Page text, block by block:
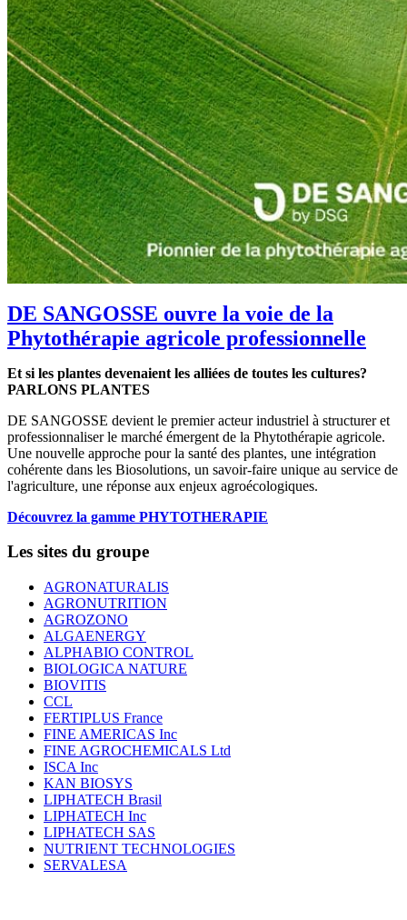
DE SANGOSSE ouvre la voie de la
Phytothérapie agricole professionnelle
Et si les plantes devenaient les alliées de toutes les cultures?
PARLONS PLANTES
DE SANGOSSE devient le premier acteur industriel à structurer et
professionnaliser le marché émergent de la Phytothérapie agricole.
Une nouvelle approche pour la santé des plantes, une intégration
cohérente dans les Biosolutions, un savoir-faire unique au service de
l'agriculture, une réponse aux enjeux agroécologiques.
Découvrez la gamme PHYTOTHERAPIE
Les sites du groupe
AGRONATURALIS
AGRONUTRITION
AGROZONO
ALGAENERGY
ALPHABIO CONTROL
BIOLOGICA NATURE
BIOVITIS
CCL
FERTIPLUS France
FINE AMERICAS Inc
FINE AGROCHEMICALS Ltd
ISCA Inc
KAN BIOSYS
LIPHATECH Brasil
LIPHATECH Inc
LIPHATECH SAS
NUTRIENT TECHNOLOGIES
SERVALESA